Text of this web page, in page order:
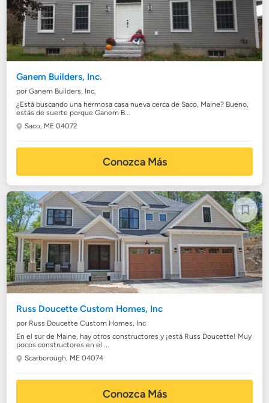
Ganem Builders, Inc.
por Ganem Builders, Inc.
¿Está buscando una hermosa casa nueva cerca de Saco, Maine? Bueno,
estás de suerte porque Ganem B...
Saco, ME 04072
Conozca Más
Russ Doucette Custom Homes, Inc
por Russ Doucette Custom Homes, Inc
En el sur de Maine, hay otros constructores y ¡está Russ Doucette! Muy
pocos constructores en el ...
Scarborough, ME 04074
Conozca Más